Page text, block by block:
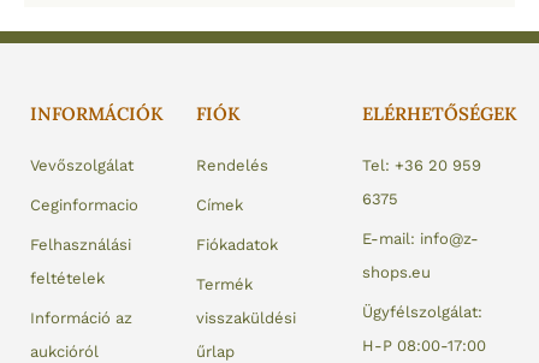
INFORMÁCIÓK
Vevőszolgálat
Ceginformacio
Felhasználási
feltételek
Információ az
aukcióról
FIÓK
Rendelés
Címek
Fiókadatok
Termék
visszaküldési
űrlap
ELÉRHETŐSÉGEK
Tel: +36 20 959
6375
E-mail: info@z-
shops.eu
Ügyfélszolgálat:
H-P 08:00-17:00